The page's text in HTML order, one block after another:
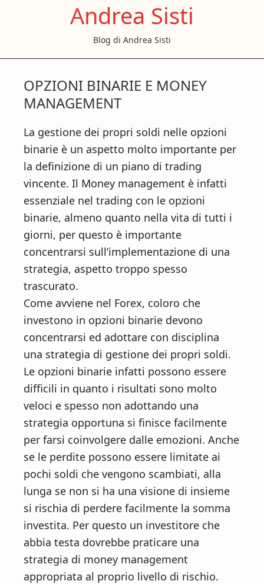
p
o
m
a
i
n
c
o
n
t
e
n
t
p
o
p
r
i
m
a
r
y
s
i
d
e
b
a
r
p
o
f
o
o
t
e
r
Andrea Sisti
Blog di Andrea Sisti
OPZIONI BINARIE E MONEY
MANAGEMENT
La gestione dei propri soldi nelle opzioni
binarie è un aspetto molto importante per
la definizione di un piano di trading
vincente. Il Money management è infatti
essenziale nel trading con le opzioni
binarie, almeno quanto nella vita di tutti i
giorni, per questo è importante
concentrarsi sull’implementazione di una
strategia, aspetto troppo spesso
trascurato.
Come avviene nel Forex, coloro che
investono in opzioni binarie devono
concentrarsi ed adottare con disciplina
una strategia di gestione dei propri soldi.
Le opzioni binarie infatti possono essere
difficili in quanto i risultati sono molto
veloci e spesso non adottando una
strategia opportuna si finisce facilmente
per farsi coinvolgere dalle emozioni. Anche
se le perdite possono essere limitate ai
pochi soldi che vengono scambiati, alla
lunga se non si ha una visione di insieme
si rischia di perdere facilmente la somma
investita. Per questo un investitore che
abbia testa dovrebbe praticare una
strategia di money management
appropriata al proprio livello di rischio.